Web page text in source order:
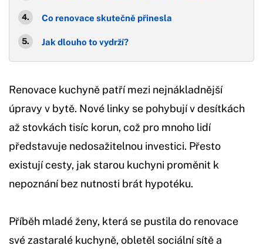
Co renovace skutečně přinesla
Jak dlouho to vydrží?
Renovace kuchyně patří mezi nejnákladnější
úpravy v bytě. Nové linky se pohybují v desítkách
až stovkách tisíc korun, což pro mnoho lidí
představuje nedosažitelnou investici. Přesto
existují cesty, jak starou kuchyni proměnit k
nepoznání bez nutnosti brát hypotéku.
Příběh mladé ženy, která se pustila do renovace
své zastaralé kuchyně, obletěl sociální sítě a